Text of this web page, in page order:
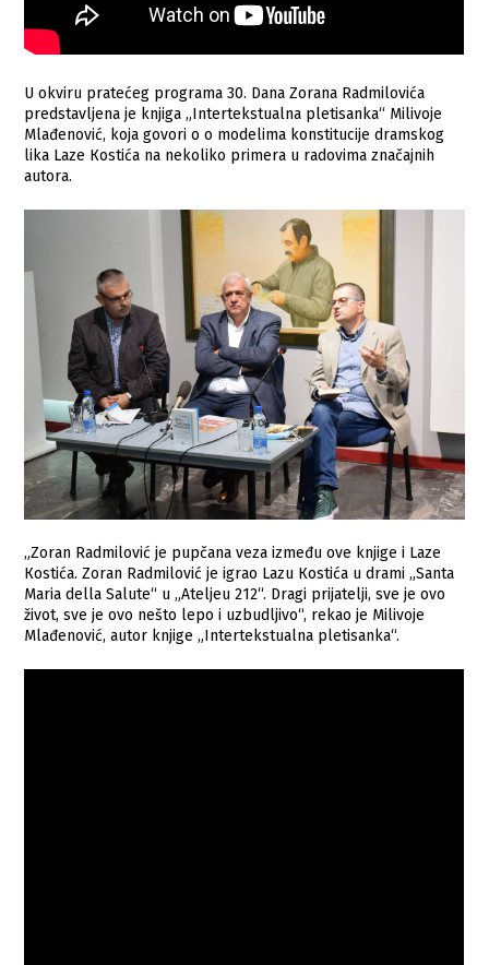
U okviru pratećeg programa 30. Dana Zorana Radmilovića
predstavljena je knjiga „Intertekstualna pletisanka“ Milivoje
Mlađenović, koja govori o o modelima konstitucije dramskog
lika Laze Кostića na nekoliko primera u radovima značajnih
autora.
„Zoran Radmilović je pupčana veza između ove knjige i Laze
Кostića. Zoran Radmilović je igrao Lazu Кostića u drami „Santa
Maria della Salute“ u „Ateljeu 212“. Dragi prijatelji, sve je ovo
život, sve je ovo nešto lepo i uzbudljivo“, rekao je Milivoje
Mlađenović, autor knjige „Intertekstualna pletisanka“.